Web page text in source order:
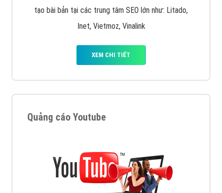
tạo bài bản tại các trung tâm SEO lớn như: Litado,
Inet, Vietmoz, Vinalink
XEM CHI TIẾT
Quảng cáo Youtube